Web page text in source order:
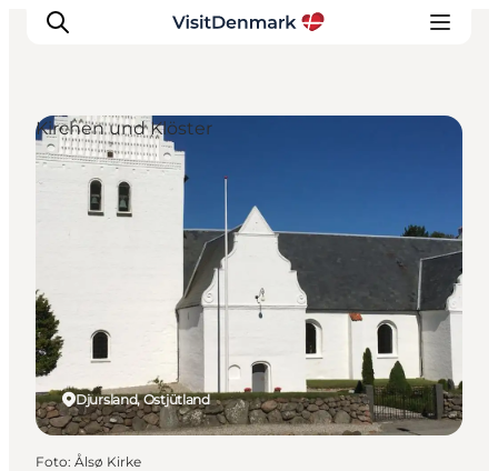
Inspiration
Regionen
Reiseplanung
Djursland, Ostjütland
Kirchen und Klöster
Foto: Ålsø Kirke